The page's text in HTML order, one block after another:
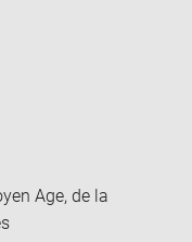
Age, de la